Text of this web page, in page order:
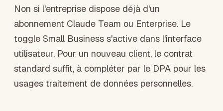
Non si l'entreprise dispose déjà d'un
abonnement Claude Team ou Enterprise. Le
toggle Small Business s'active dans l'interface
utilisateur. Pour un nouveau client, le contrat
standard suffit, à compléter par le DPA pour les
usages traitement de données personnelles.